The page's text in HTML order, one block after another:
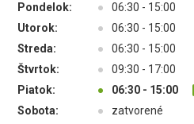
Pondelok: ●
06:30 - 15:00
Utorok:
●
06:30 - 15:00
Streda:
●
06:30 - 15:00
Štvrtok:
●
09:30 - 17:00
Piatok:
● 06:30 - 15:00
Sobota: ●
zatvorené